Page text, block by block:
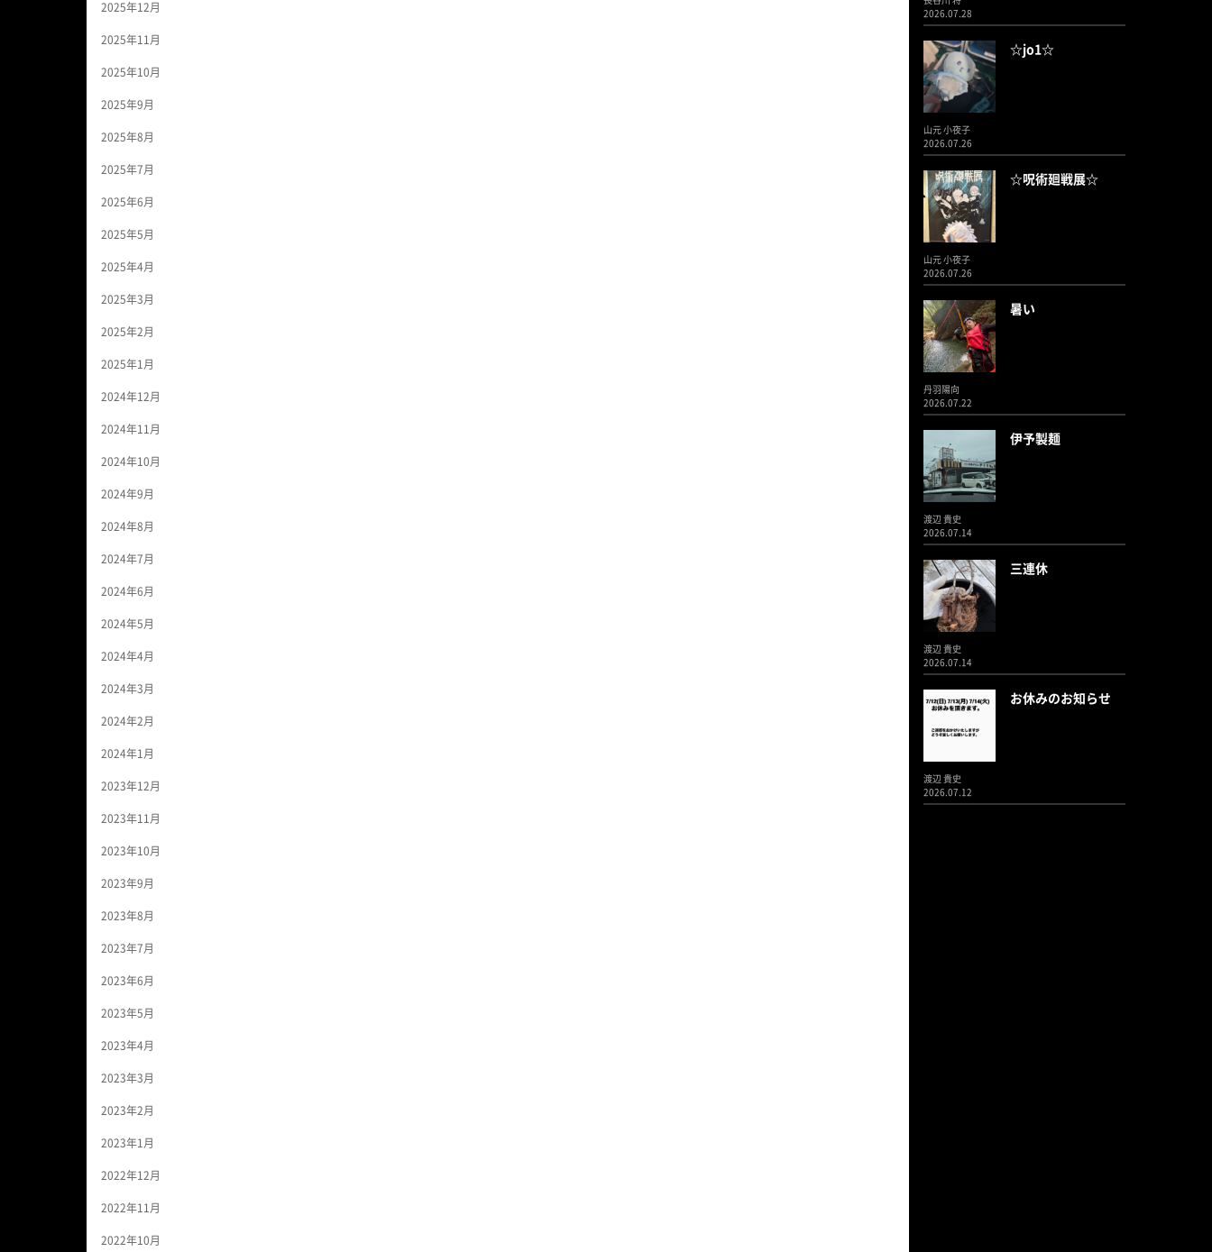
2025年12月
2025年11月
2025年10月
2025年9月
2025年8月
2025年7月
2025年6月
2025年5月
2025年4月
2025年3月
2025年2月
2025年1月
2024年12月
2024年11月
2024年10月
2024年9月
2024年8月
2024年7月
2024年6月
2024年5月
2024年4月
2024年3月
2024年2月
2024年1月
2023年12月
2023年11月
2023年10月
2023年9月
2023年8月
2023年7月
2023年6月
2023年5月
2023年4月
2023年3月
2023年2月
2023年1月
2022年12月
2022年11月
2022年10月
2026.07.28
☆jo1☆
山元 小夜子
2026.07.26
☆呪術廻戦展☆
山元 小夜子
2026.07.26
暑い
丹羽陽向
2026.07.22
伊予製麺
渡辺 貴史
2026.07.14
三連休
渡辺 貴史
2026.07.14
お休みのお知らせ
渡辺 貴史
2026.07.12